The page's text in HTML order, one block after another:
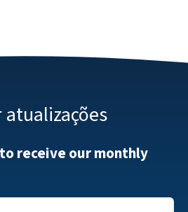
atualizações
receive our monthly